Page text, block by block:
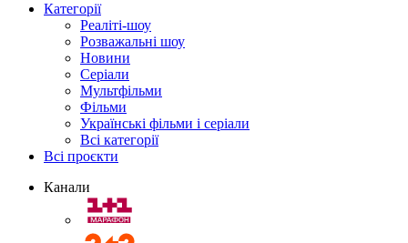
Категорії
Реаліті-шоу
Розважальні шоу
Новини
Серіали
Мультфільми
Фільми
Українські фільми і серіали
Всі категорії
Всі проєкти
Канали